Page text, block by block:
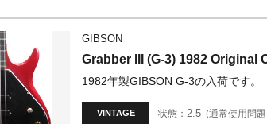
GIBSON
Grabber III (G-3) 1982 Original
1982年製GIBSON G-3の入荷です。
VINTAGE 状態： 2.5 通常使用問題